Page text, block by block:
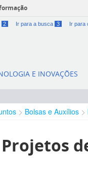
2 Ir para a busca 3 Ir para
E INOVAÇÕES
Bolsas e Auxílios
Projetos